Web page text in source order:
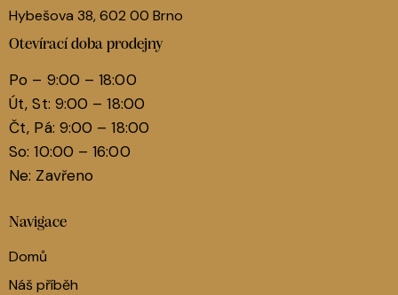
Hybešova 38, 602 00 Brno
Otevírací doba prodejny
Po – 9:00 – 18:00
Út, St: 9:00 – 18:00
Čt, Pá: 9:00 – 18:00
So: 10:00 – 16:00
Ne: Zavřeno
Navigace
Domů
Náš příběh